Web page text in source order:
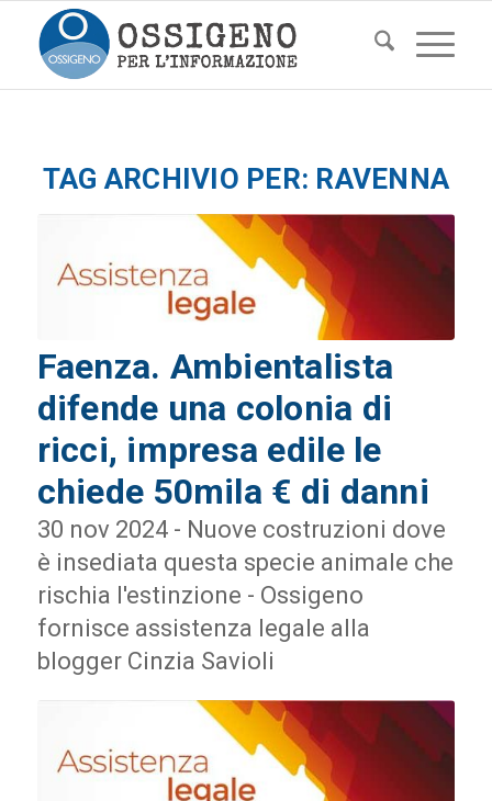
TAG ARCHIVIO PER: RAVENNA
Faenza. Ambientalista
difende una colonia di
ricci, impresa edile le
chiede 50mila € di danni
30 nov 2024 - Nuove costruzioni dove
è insediata questa specie animale che
rischia l'estinzione - Ossigeno
fornisce assistenza legale alla
blogger Cinzia Savioli